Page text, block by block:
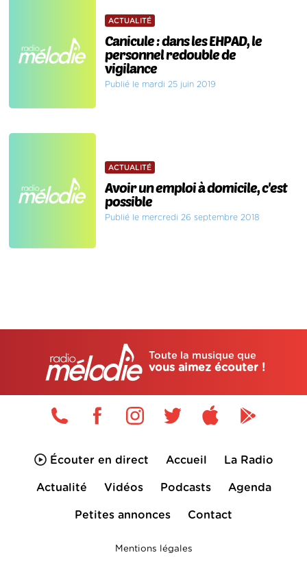
ACTUALITÉ
Canicule : dans les EHPAD, le
personnel redouble de
vigilance
Publié le mardi 25 juin 2019
ACTUALITÉ
Avoir un emploi à domicile, c'est
possible
Publié le mercredi 26 septembre 2018
Toute la musique que
vous aimez écouter !
Écouter en direct Accueil La Radio
Actualité Vidéos Podcasts Agenda
Petites annonces Contact
Mentions légales